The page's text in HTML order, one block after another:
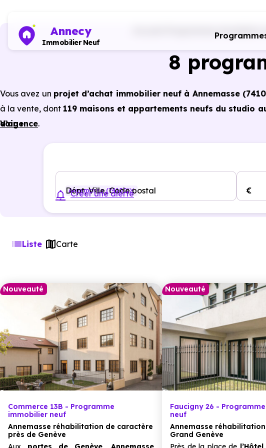
Annecy
Immobilier Neuf
Programmes immobiliers
8
Vous avez un projet d’achat immobilier neuf à Annemasse
à la vente, dont 119 maisons et appartements neufs du studio
d’agence.
garanties constructeur, etc.
Voir +
Dépt, Ville, Code postal
Annemasse (74100) €
Créer une alerte
Liste Carte
Nouveauté
Commerce 13B - Programme
immobilier neuf
Annemasse réhabilitation de caractère
près de Genève
Nouveauté
Faucigny 26 -
neuf
Annemasse
Grand Genève